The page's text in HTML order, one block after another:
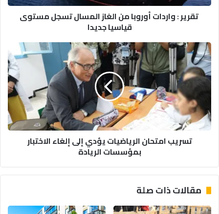
مستوى
قياسياتقرير : واردات أوروبا من الغاز المسال تسجل مستوى
قياسيا جديدا
تسريب
امتحان
الرياضيات
يؤدي
إلى
الاختبار
بمؤسسات
الريادة
تسريب امتحان الرياضيات يؤدي إلى إلغاء الاختبار
بمؤسسات الريادة
مقالات ذات صلة